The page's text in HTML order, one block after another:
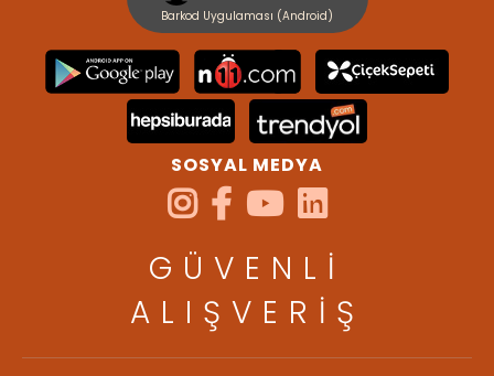
Barkod Uygulaması (Android)
SOSYAL MEDYA
GÜVENLİ
ALIŞVERİŞ